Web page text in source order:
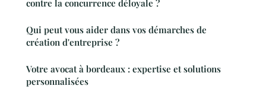
contre la concurrence déloyale ?
Qui peut vous aider dans vos démarches de
création d'entreprise ?
Votre avocat à bordeaux : expertise et solutions
personnalisées